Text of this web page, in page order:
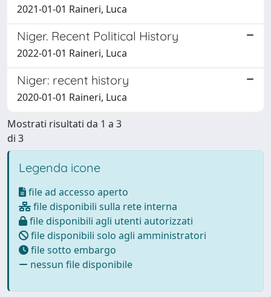
2021-01-01 Raineri, Luca
Niger. Recent Political History
2022-01-01 Raineri, Luca
Niger: recent history
2020-01-01 Raineri, Luca
Mostrati risultati da 1 a 3
di 3
Legenda icone
file ad accesso aperto
file disponibili sulla rete interna
file disponibili agli utenti autorizzati
file disponibili solo agli amministratori
file sotto embargo
nessun file disponibile